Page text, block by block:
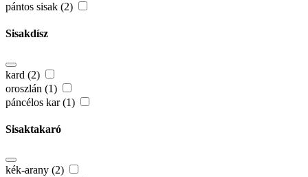
pántos sisak (2)
Sisakdísz
kard (2)
oroszlán (1)
páncélos kar (1)
Sisaktakaró
kék-arany (2)